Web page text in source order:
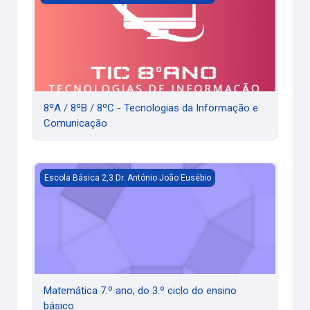
8ºA / 8ºB / 8ºC - Tecnologias da Informação e
Comunicação
Matemática 7.º ano, do 3.º ciclo do ensino básico
Escola Básica 2,3 Dr. António João Eusébio
Matemática 7.º ano, do 3.º ciclo do ensino
básico